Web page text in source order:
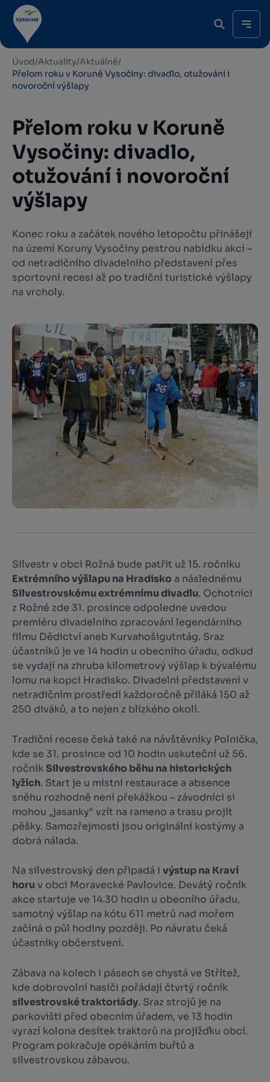
Úvod/Aktuality/Aktuálně/
Přelom roku v Koruně Vysočiny: divadlo, otužování i
novoroční výšlapy
Přelom roku v Koruně
Vysočiny: divadlo,
otužování i novoroční
výšlapy
Konec roku a začátek nového letopočtu přinášejí
na území Koruny Vysočiny pestrou nabídku akcí –
od netradičního divadelního představení přes
sportovní recesi až po tradiční turistické výšlapy
na vrcholy.
Silvestr v obci Rožná bude patřit už 15. ročníku
Extrémního výšlapu na Hradisko a následnému
Silvestrovskému extrémnímu divadlu. Ochotníci
z Rožné zde 31. prosince odpoledne uvedou
premiéru divadelního zpracování legendárního
filmu Dědictví aneb Kurvahošigutntág. Sraz
účastníků je ve 14 hodin u obecního úřadu, odkud
se vydají na zhruba kilometrový výšlap k bývalému
lomu na kopci Hradisko. Divadelní představení v
netradičním prostředí každoročně přiláká 150 až
250 diváků, a to nejen z blízkého okolí.
Tradiční recese čeká také na návštěvníky Polnička,
kde se 31. prosince od 10 hodin uskuteční už 56.
ročníkSilvestrovského běhu na historických
lyžích. Start je u místní restaurace a absence
sněhu rozhodně není překážkou – závodníci si
mohou „jasanky“ vzít na rameno a trasu projít
pěšky. Samozřejmostí jsou originální kostýmy a
dobrá nálada.
Na silvestrovský den připadá i výstup na Kraví
horu v obci Moravecké Pavlovice. Devátý ročník
akce startuje ve 14.30 hodin u obecního úřadu,
samotný výšlap na kótu 611 metrů nad mořem
začíná o půl hodiny později. Po návratu čeká
účastníky občerstvení.
Zábava na kolech i pásech se chystá ve Střítež,
kde dobrovolní hasiči pořádají čtvrtý ročník
silvestrovské traktoriády. Sraz strojů je na
parkovišti před obecním úřadem, ve 13 hodin
vyrazí kolona desítek traktorů na projížďku obcí.
Program pokračuje opékáním buřtů a
silvestrovskou zábavou.